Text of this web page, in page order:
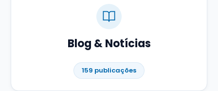
Blog & Notícias
159 publicações